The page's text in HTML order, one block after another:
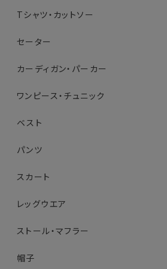
Tシャツ・カットソー
セーター
カーディガン・パーカー
ワンピース・チュニック
ベスト
パンツ
スカート
レッグウエア
ストール・マフラー
帽子